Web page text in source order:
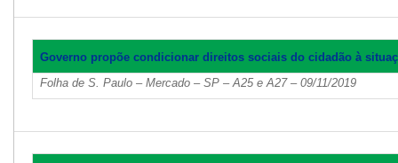
Governo propõe condicionar direitos sociais do cidadão à
Folha de S. Paulo – Mercado – SP – A25 e A27 – 09/11/2019